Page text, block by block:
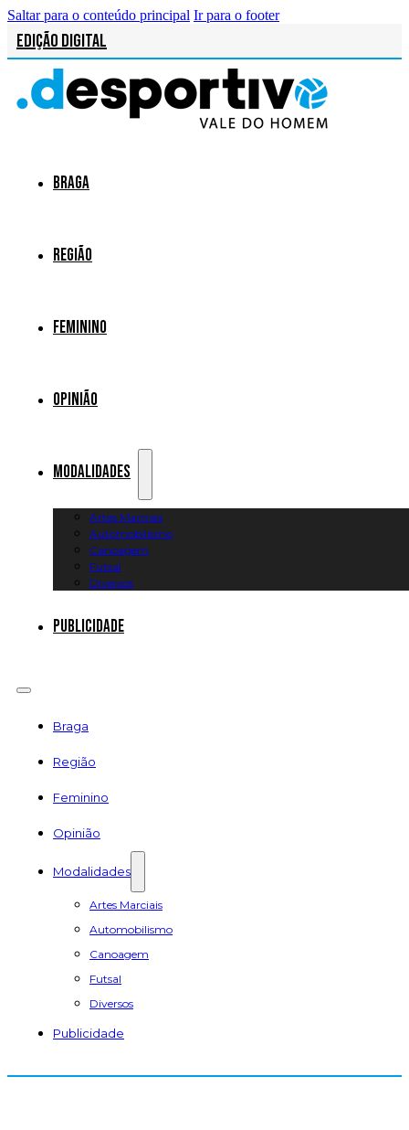
Saltar para o conteúdo principal Ir para o footer
Edição Digital
Braga
Região
Feminino
Opinião
Modalidades
Artes Marciais
Automobilismo
Canoagem
Futsal
Diversos
Publicidade
Braga
Região
Feminino
Opinião
Modalidades
Artes Marciais
Automobilismo
Canoagem
Futsal
Diversos
Publicidade